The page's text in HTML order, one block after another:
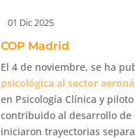
01 Dic 2025
COP Madrid
El 4 de noviembre, se ha
psicológica al sector
en Psicología Clínica y
contribuido al desarrollo de
iniciaron trayectorias